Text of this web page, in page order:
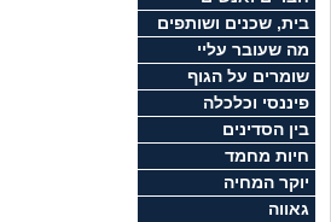
בית, שכנים ושותפים
מה שעובר עליי
שומרים על הגוף
פיננסי וכלכלה
בין הסדינים
חיות מחמד
יוקר המחיה
גאווה